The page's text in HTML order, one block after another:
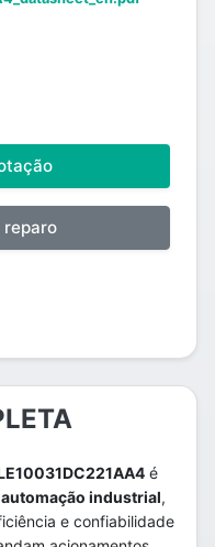
reparo
é
automação industrial,
e confiabilidade